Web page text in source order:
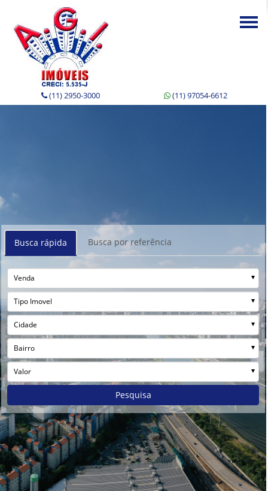
(11) 2950-3000 (11) 97054-6612
Busca rápida Busca por referência
Venda
Tipo Imovel
Cidade
Bairro
Valor
Pesquisa